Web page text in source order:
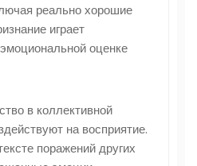
реально хорошие
играет
оценке
в коллективной
на восприятие.
поражений других